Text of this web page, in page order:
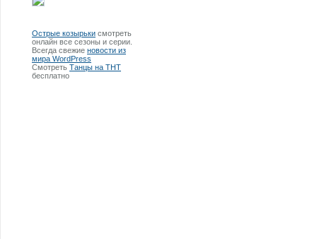
Острые козырьки смотреть
онлайн все сезоны и серии.
Всегда свежие новости из
мира WordPress
Смотреть Танцы на ТНТ
бесплатно